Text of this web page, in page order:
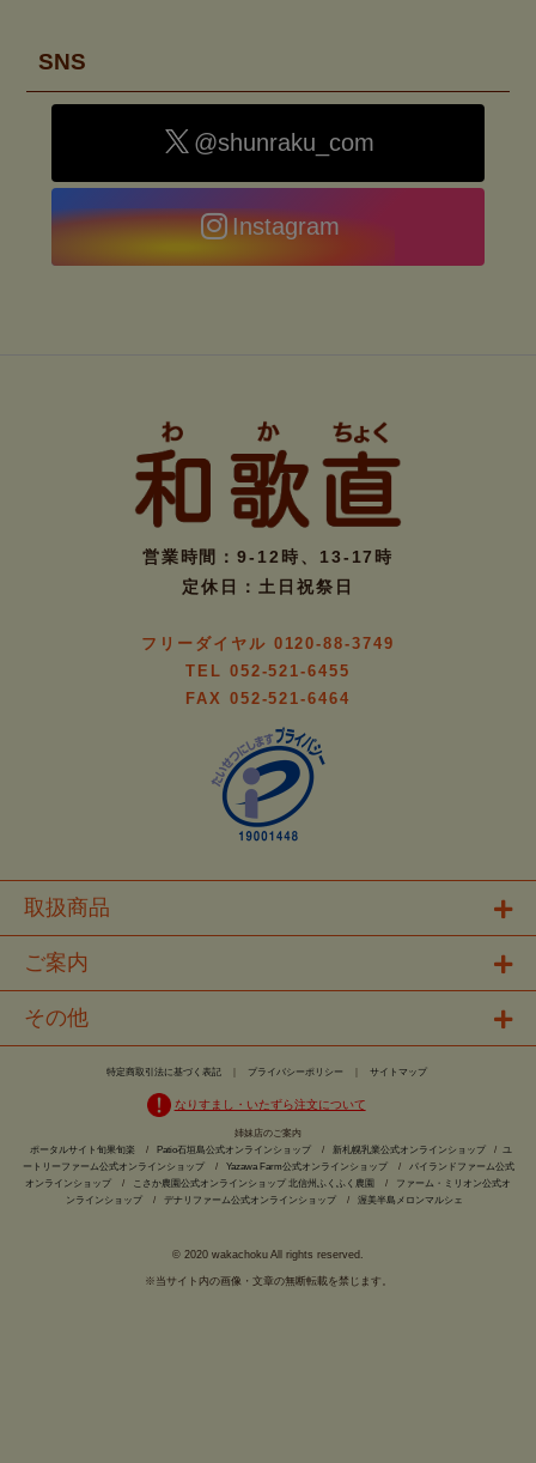
SNS
@shunraku_com
Instagram
営業時間：9-12時、13-17時
定休日：土日祝祭日
フリーダイヤル 0120-88-3749
TEL 052-521-6455
FAX 052-521-6464
取扱商品
ご案内
その他
特定商取引法に基づく表記 プライバシーポリシー サイトマップ
なりすまし・いたずら注文について
姉妹店のご案内
ポータルサイト旬果旬楽
/ Patio石垣島公式オンラインショップ / 新札幌乳業公式オンラインショップ / ユ
ートリーファーム公式オンラインショップ
/ Yazawa Farm公式オンラインショップ /
パイランドファーム公式
オンラインショップ
/ こさか農園公式オンラインショップ 北信州ふくふく農園 /
ファーム・ミリオン公式オ
ンラインショップ
/ デナリファーム公式オンラインショップ / 渥美半島メロンマルシェ
© 2020 wakachoku All rights reserved.
※当サイト内の画像・文章の無断転載を禁じます。